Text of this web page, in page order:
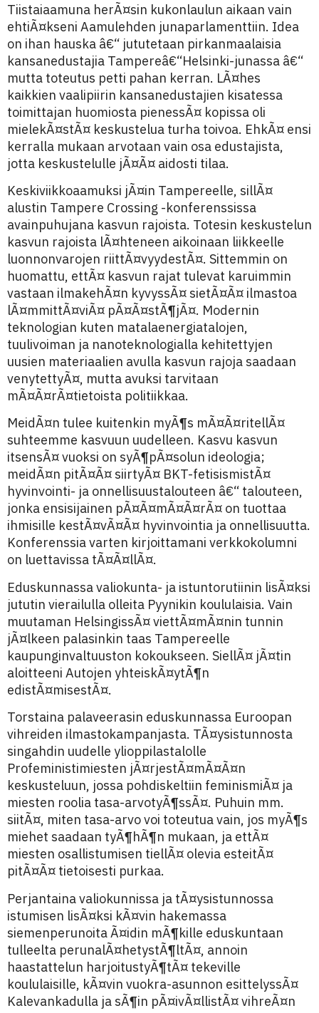
Tiistaiaamuna herÃ¤sin kukonlaulun aikaan vain
ehtiÃ¤kseni Aamulehden junaparlamenttiin. Idea
on ihan hauska â€“ jututetaan pirkanmaalaisia
kansanedustajia Tampereâ€“Helsinki-junassa â€“
mutta toteutus petti pahan kerran. LÃ¤hes
kaikkien vaalipiirin kansanedustajien kisatessa
toimittajan huomiosta pienessÃ¤ kopissa oli
mielekÃ¤stÃ¤ keskustelua turha toivoa. EhkÃ¤ ensi
kerralla mukaan arvotaan vain osa edustajista,
jotta keskustelulle jÃ¤Ã¤ aidosti tilaa.
Keskiviikkoaamuksi jÃ¤in Tampereelle, sillÃ¤
alustin Tampere Crossing -konferenssissa
avainpuhujana kasvun rajoista. Totesin keskustelun
kasvun rajoista lÃ¤hteneen aikoinaan liikkeelle
luonnonvarojen riittÃ¤vyydestÃ¤. Sittemmin on
huomattu, ettÃ¤ kasvun rajat tulevat karuimmin
vastaan ilmakehÃ¤n kyvyssÃ¤ sietÃ¤Ã¤ ilmastoa
lÃ¤mmittÃ¤viÃ¤ pÃ¤Ã¤stÃ¶jÃ¤. Modernin
teknologian kuten matalaenergiatalojen,
tuulivoiman ja nanoteknologialla kehitettyjen
uusien materiaalien avulla kasvun rajoja saadaan
venytettyÃ¤, mutta avuksi tarvitaan
mÃ¤Ã¤rÃ¤tietoista politiikkaa.
MeidÃ¤n tulee kuitenkin myÃ¶s mÃ¤Ã¤ritellÃ¤
suhteemme kasvuun uudelleen. Kasvu kasvun
itsensÃ¤ vuoksi on syÃ¶pÃ¤solun ideologia;
meidÃ¤n pitÃ¤Ã¤ siirtyÃ¤ BKT-fetisismistÃ¤
hyvinvointi- ja onnellisuustalouteen â€“ talouteen,
jonka ensisijainen pÃ¤Ã¤mÃ¤Ã¤rÃ¤ on tuottaa
ihmisille kestÃ¤vÃ¤Ã¤ hyvinvointia ja onnellisuutta.
Konferenssia varten kirjoittamani verkkokolumni
on luettavissa tÃ¤Ã¤llÃ¤.
Eduskunnassa valiokunta- ja istuntorutiinin lisÃ¤ksi
jututin vierailulla olleita Pyynikin koululaisia. Vain
muutaman HelsingissÃ¤ viettÃ¤mÃ¤nin tunnin
jÃ¤lkeen palasinkin taas Tampereelle
kaupunginvaltuuston kokoukseen. SiellÃ¤ jÃ¤tin
aloitteeni Autojen yhteiskÃ¤ytÃ¶n
edistÃ¤misestÃ¤.
Torstaina palaveerasin eduskunnassa Euroopan
vihreiden ilmastokampanjasta. TÃ¤ysistunnosta
singahdin uudelle ylioppilastalolle
Profeministimiesten jÃ¤rjestÃ¤mÃ¤Ã¤n
keskusteluun, jossa pohdiskeltiin feminismiÃ¤ ja
miesten roolia tasa-arvotyÃ¶ssÃ¤. Puhuin mm.
siitÃ¤, miten tasa-arvo voi toteutua vain, jos myÃ¶s
miehet saadaan tyÃ¶hÃ¶n mukaan, ja ettÃ¤
miesten osallistumisen tiellÃ¤ olevia esteitÃ¤
pitÃ¤Ã¤ tietoisesti purkaa.
Perjantaina valiokunnissa ja tÃ¤ysistunnossa
istumisen lisÃ¤ksi kÃ¤vin hakemassa
siemenperunoita Ã¤idin mÃ¶kille eduskuntaan
tulleelta perunalÃ¤hetystÃ¶ltÃ¤, annoin
haastattelun harjoitustyÃ¶tÃ¤ tekeville
koululaisille, kÃ¤vin vuokra-asunnon esittelyssÃ¤
Kalevankadulla ja sÃ¶in pÃ¤ivÃ¤llistÃ¤ vihreÃ¤n